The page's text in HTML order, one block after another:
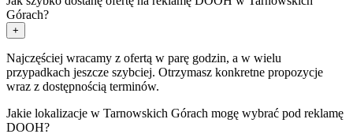
Górach?
+
Najczęściej wracamy z ofertą w parę godzin, a w wielu
przypadkach jeszcze szybciej. Otrzymasz konkretne propozycje
wraz z dostępnością terminów.
Jakie lokalizacje w Tarnowskich Górach mogę wybrać pod reklamę
DOOH?